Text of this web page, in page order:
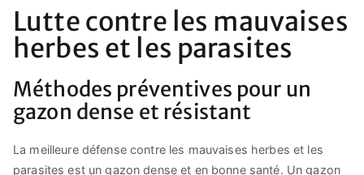
Lutte contre les mauvaises
herbes et les parasites
Méthodes préventives pour un
gazon dense et résistant
La meilleure défense contre les mauvaises herbes et les
parasites est un gazon dense et en bonne santé. Un gazon